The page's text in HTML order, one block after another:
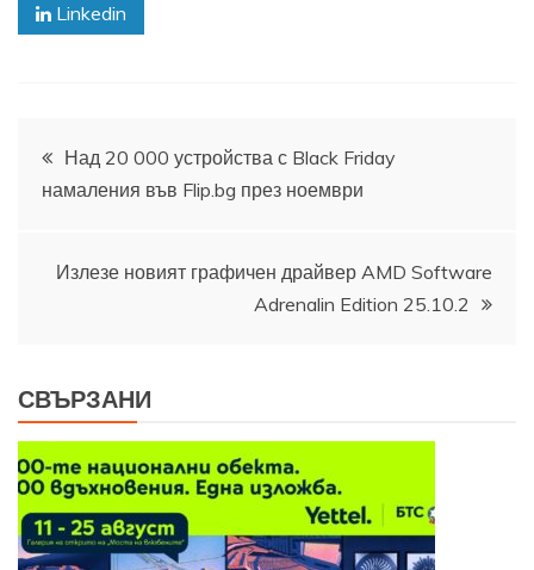
Linkedin
Навигация
Над 20 000 устройства с Black Friday
намаления във Flip.bg през ноември
Излезе новият графичен драйвер AMD Software
Adrenalin Edition 25.10.2
СВЪРЗАНИ